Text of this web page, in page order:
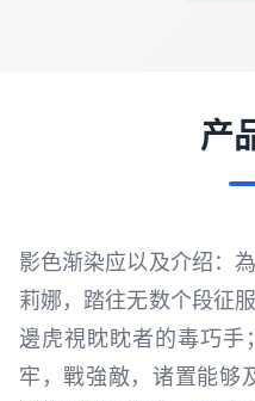
产
影色渐染应以及介绍：
莉娜，踏往无数个段征
邊虎視眈眈者的毒巧手
牢，戰強敵，诸置能够